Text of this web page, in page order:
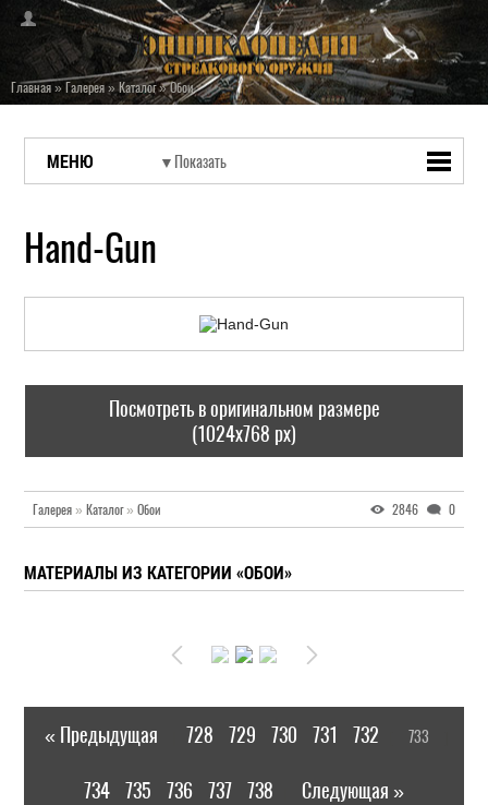
Главная»Галерея»Каталог»Обои
МЕНЮ
Hand-Gun
Посмотреть в оригинальном размере
(1024x768 px)
Галерея » Каталог» Обои 2846 0
МАТЕРИАЛЫ ИЗ КАТЕГОРИИ «ОБОИ»
« Предыдущая 728 729 730 731 732 733
734 735 736 737 738 Следующая »